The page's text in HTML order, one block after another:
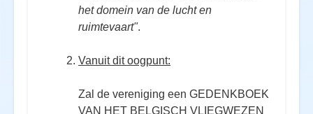
het domein van de lucht en
ruimtevaart".
Vanuit dit oogpunt:
Zal de vereniging een GEDENKBOEK
VAN HET BELGISCH VLIEGWEZEN